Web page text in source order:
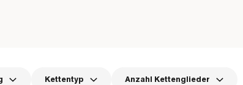
Kettentyp Anzahl Kettenglieder